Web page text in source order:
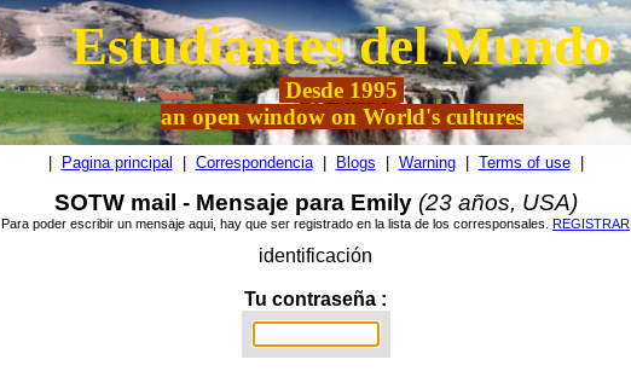
Estudiantes del Mundo
Desde 1995
an open window on World's cultures
Pagina principal Correspondencia| Blogs Warning| Terms of use|
SOTW mail - Mensaje para Emily (23 años, USA)
Para poder escribir un mensaje aqui, hay que ser registrado en la lista de los corresponsales. REGISTRAR
identificación
Tu contraseña :